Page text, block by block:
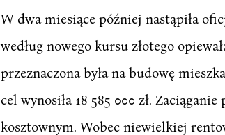
W dwa miesiące później nastąpiła
według nowego kursu złotego
przeznaczona była na budowę
cel wynosiła 18 585 000 zł.
kosztownym. Wobec niewielkiej